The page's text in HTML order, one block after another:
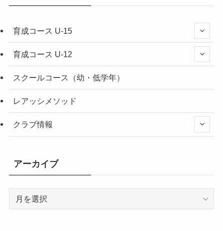
育成コース U-15
育成コース U-12
スクールコース（幼・低学年）
レアッシメソッド
クラブ情報
アーカイブ